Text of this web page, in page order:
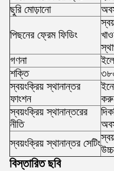
ছুরি মোড়ানো
পিছনের ফ্রেম ফিডিং
গণনা
শক্তি
স্বয়ংক্রিয় স্থানান্তর
ফাংশন
স্বয়ংক্রিয় স্থানান্তরের
নীতি
স্বয়ংক্রিয় স্থানান্তর সেটিং
বিস্তারিত ছবি